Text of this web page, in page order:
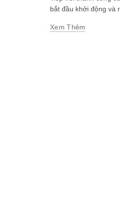
bắt đầu khởi động và
Xem Thêm